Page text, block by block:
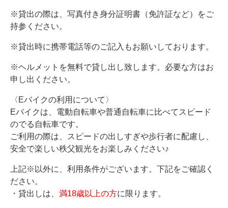
※貸出の際は、写真付き身分証明書（免許証など）をご
持参ください。
※貸出時に携帯電話等のご記入もお願いしております。
※ヘルメットを無料で貸し出し致します。必要な方はお
申し出ください。
〈Eバイクの利用について〉
Eバイクは、電動自転車や普通自転車に比べてスピード
のでる自転車です。
ご利用の際は、スピードの出しすぎや歩行者に配慮し、
安全で楽しい秩父観光をお楽しみください♪
上記※以外に、利用条件がございます。下記をご確認く
ださい。
・貸出しは、 満18歳以上の方に限ります。